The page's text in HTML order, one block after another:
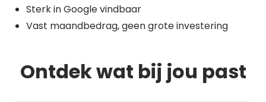
Sterk in Google vindbaar
Vast maandbedrag, geen grote investering
Ontdek wat bij jou past